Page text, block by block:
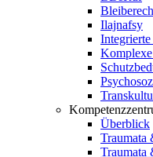
Ilajnafsy
Überblick
Traumata
Traumata